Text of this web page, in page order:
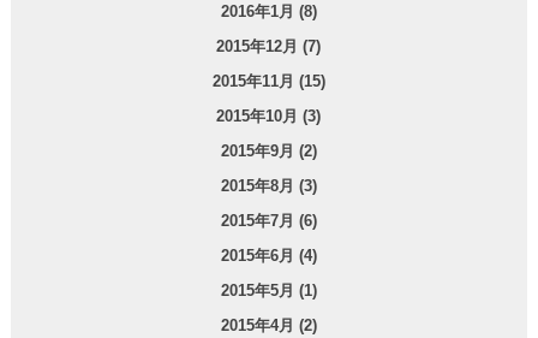
2016年1月 (8)
2015年12月 (7)
2015年11月 (15)
2015年10月 (3)
2015年9月 (2)
2015年8月 (3)
2015年7月 (6)
2015年6月 (4)
2015年5月 (1)
2015年4月 (2)